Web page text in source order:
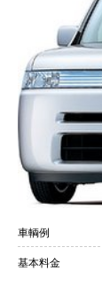
車輌例
基本料金